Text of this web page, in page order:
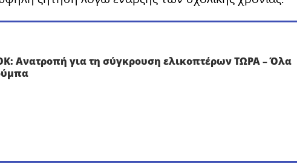
Ανατροπή για τη σύγκρουση ελικοπτέρων ΤΩΡΑ – Όλα